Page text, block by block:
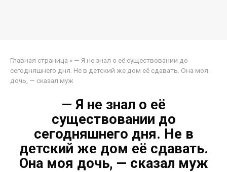
Главная страница » — Я не знал о её существовании до
сегодняшнего дня. Не в детский же дом её сдавать. Она моя
дочь, — сказал муж
— Я не знал о её
существовании до
сегодняшнего дня. Не в
детский же дом её сдавать.
Она моя дочь, — сказал муж